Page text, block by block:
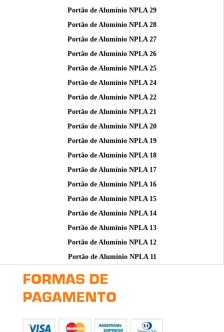
Portão de Alumínio NPLA 29
Portão de Alumínio NPLA 28
Portão de Alumínio NPLA 27
Portão de Alumínio NPLA 26
Portão de Alumínio NPLA 25
Portão de Alumínio NPLA 24
Portão de Alumínio NPLA 22
Portão de Alumínio NPLA 21
Portão de Alumínio NPLA 20
Portão de Alumínio NPLA 19
Portão de Alumínio NPLA 18
Portão de Alumínio NPLA 17
Portão de Alumínio NPLA 16
Portão de Alumínio NPLA 15
Portão de Alumínio NPLA 14
Portão de Alumínio NPLA 13
Portão de Alumínio NPLA 12
Portão de Alumínio NPLA 11
FORMAS DE
PAGAMENTO